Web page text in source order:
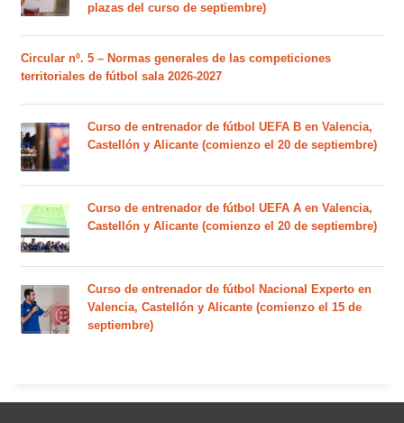
plazas del curso de septiembre)
Circular nº. 5 – Normas generales de las competiciones
territoriales de fútbol sala 2026-2027
Curso de entrenador de fútbol UEFA B en Valencia,
Castellón y Alicante (comienzo el 20 de septiembre)
Curso de entrenador de fútbol UEFA A en Valencia,
Castellón y Alicante (comienzo el 20 de septiembre)
Curso de entrenador de fútbol Nacional Experto en
Valencia, Castellón y Alicante (comienzo el 15 de
septiembre)